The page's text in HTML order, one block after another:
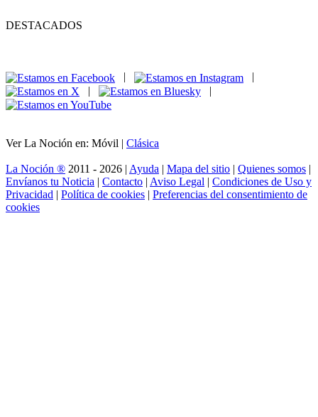
DESTACADOS
|
|
Ver La Noción en: Móvil | Clásica
La Noción ® 2011 - 2026 | Ayuda | Mapa del sitio | Quienes somos |
Envíanos tu Noticia | Contacto | Aviso Legal | Condiciones de Uso y
Privacidad | Política de cookies | Preferencias del consentimiento de
cookies